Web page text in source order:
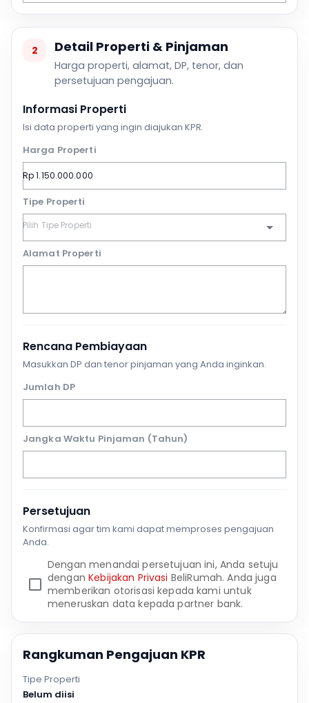
2 Detail Properti & Pinjaman
Harga properti, alamat, DP, tenor, dan
persetujuan pengajuan.
Informasi Properti
Isi data properti yang ingin diajukan KPR.
Harga Properti
Tipe Properti
Alamat Properti
Rencana Pembiayaan
Masukkan DP dan tenor pinjaman yang Anda inginkan.
Jumlah DP
Jangka Waktu Pinjaman (Tahun)
Persetujuan
Konfirmasi agar tim kami dapat memproses pengajuan
Anda.
Dengan menandai persetujuan ini, Anda setuju
denganKebijakan Privasi BeliRumah. Anda juga
memberikan otorisasi kepada kami untuk
meneruskan data kepada partner bank.
Rangkuman Pengajuan KPR
Tipe Properti
Belum diisi